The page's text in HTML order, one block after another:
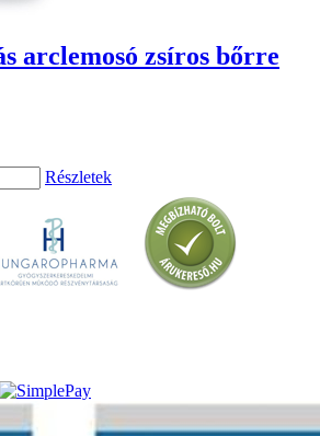
arclemosó zsíros bőrre
Részletek